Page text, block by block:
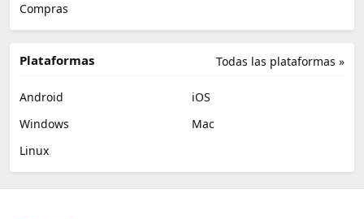
Compras
Todas las plataformas »
Plataformas
Android
iOS
Windows
Mac
Linux